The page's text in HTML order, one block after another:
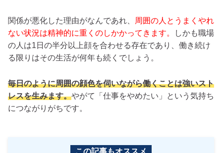
関係が悪化した理由がなんであれ、
周囲の人とうまくやれ
ない状況は精神的に重くのしかかってきます。
しかも職場
の人は1日の半分以上顔を合わせる存在であり、働き続け
る限りはその生活が何年も続くでしょう。
毎日のように周囲の顔色を伺いながら働くことは強いスト
レスを生みます。やがて「仕事をやめたい」という気持ち
につながりがちです。
この記事もオススメ